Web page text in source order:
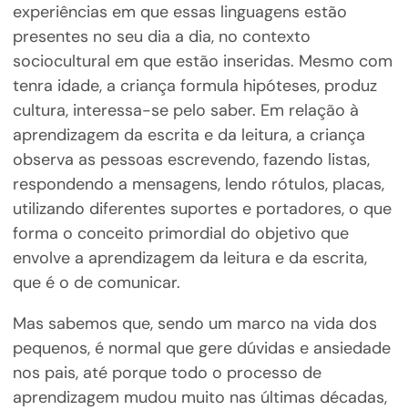
experiências em que essas linguagens estão
presentes no seu dia a dia, no contexto
sociocultural em que estão inseridas. Mesmo com
tenra idade, a criança formula hipóteses, produz
cultura, interessa-se pelo saber. Em relação à
aprendizagem da escrita e da leitura, a criança
observa as pessoas escrevendo, fazendo listas,
respondendo a mensagens, lendo rótulos, placas,
utilizando diferentes suportes e portadores, o que
forma o conceito primordial do objetivo que
envolve a aprendizagem da leitura e da escrita,
que é o de comunicar.
Mas sabemos que, sendo um marco na vida dos
pequenos, é normal que gere dúvidas e ansiedade
nos pais, até porque todo o processo de
aprendizagem mudou muito nas últimas décadas,